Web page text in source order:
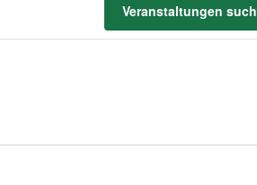
Veranstaltungen